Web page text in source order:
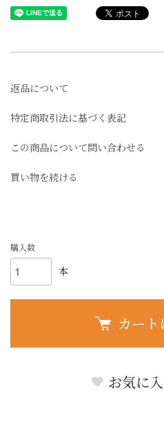
返品について
特定商取引法に基づく表記
この商品について問い合わせる
買い物を続ける
購入数
本
カート
お気に